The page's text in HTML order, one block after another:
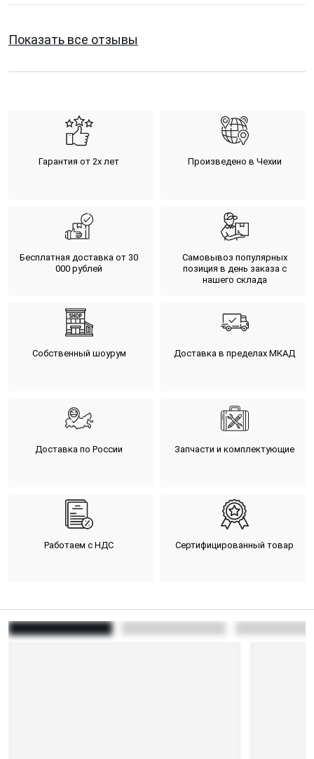
Показать все отзывы
Гарантия от 2х лет Произведено в Чехии
Бесплатная доставка от 30
000 рублей
Самовывоз популярных
позиция в день заказа с
нашего склада
Собственный шоурум Доставка в пределах МКАД
Доставка по России Запчасти и комплектующие
Работаем с НДС Сертифицированный товар